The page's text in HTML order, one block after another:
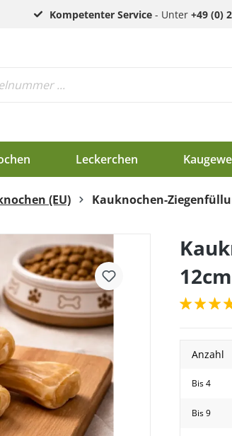
Kompetenter Service- Unter +49 (0)
Leckerchen
(EU) Kauknochen-
Anzahl
Bis4
Bis9